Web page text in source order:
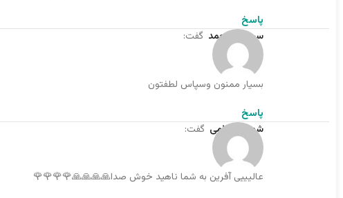
پاسخ
سحر پورمحمد گفت:
بسیار ممنون وسپاس لطفتون
پاسخ
شهرزاد غلامی گفت:
عالیییی آفرین به شما ناهید خوش صدا🙏🙏🙏🙏🌹🌹🌹🌹